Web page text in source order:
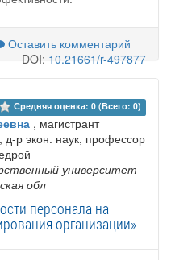
Оставить комментарий
DOI:10.21661/r-497877
Средняя оценка: 0 (Всего: 0)
, магистрант
, д-р экон. наук, профессор
университет
обл
персонала на
организации»